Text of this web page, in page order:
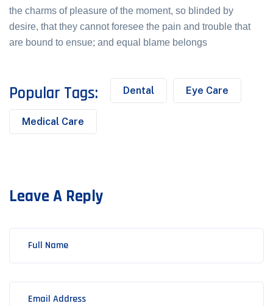
the charms of pleasure of the moment, so blinded by
desire, that they cannot foresee the pain and trouble that
are bound to ensue; and equal blame belongs
Popular Tags: Dental Eye Care
Medical Care
Leave A Reply